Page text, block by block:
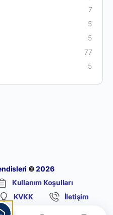
7
5
5
77
5
© 2026
Kullanım Koşulları
KVKK İletişim